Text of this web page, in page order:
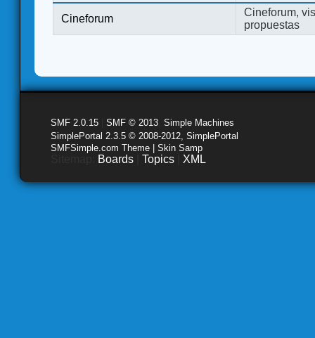
Cineforum
Cineforum,
propuestas
SMF 2.0.15 SMF © 2013 Simple Machines
SimplePortal 2.3.5 © 2008-2012, SimplePortal
SMFSimple.com Theme | Skin Samp
Boards Topics XML